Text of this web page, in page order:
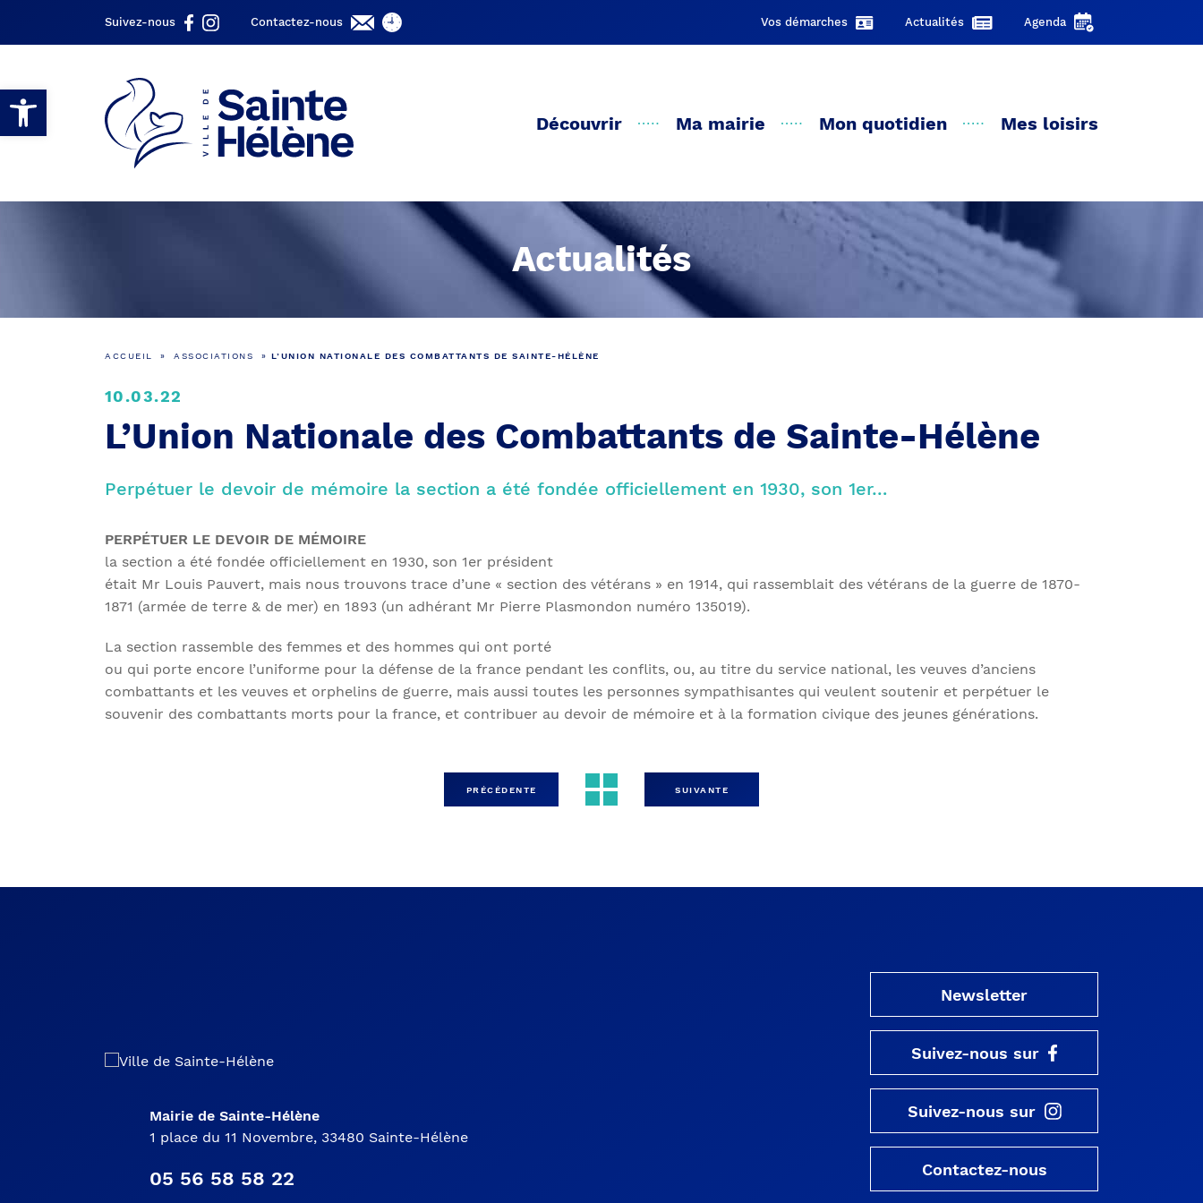
Ouvrir la barre d’outils
Suivez-nous Contactez-nous Vos démarches Actualités Agenda
Découvrir Ma mairie Mon quotidien Mes loisirs
Actualités
ACCUEIL » ASSOCIATIONS » L’UNION NATIONALE DES COMBATTANTS DE SAINTE-HÉLÈNE
10.03.22
L’Union Nationale des Combattants de Sainte-Hélène
Perpétuer le devoir de mémoire la section a été fondée officiellement en 1930, son 1er…
PERPÉTUER LE DEVOIR DE MÉMOIRE
la section a été fondée officiellement en 1930, son 1er président
était Mr Louis Pauvert, mais nous trouvons trace d’une « section des vétérans » en 1914, qui rassemblait des vétérans de la guerre de 1870-
1871 (armée de terre & de mer) en 1893 (un adhérant Mr Pierre Plasmondon numéro 135019).
La section rassemble des femmes et des hommes qui ont porté
ou qui porte encore l’uniforme pour la défense de la france pendant les conflits, ou, au titre du service national, les veuves d’anciens
combattants et les veuves et orphelins de guerre, mais aussi toutes les personnes sympathisantes qui veulent soutenir et perpétuer le
souvenir des combattants morts pour la france, et contribuer au devoir de mémoire et à la formation civique des jeunes générations.
PRÉCÉDENTE SUIVANTE
Mairie de Sainte-Hélène
1 place du 11 Novembre, 33480 Sainte-Hélène
05 56 58 58 22
Newsletter
Suivez-nous sur
Suivez-nous sur
Contactez-nous